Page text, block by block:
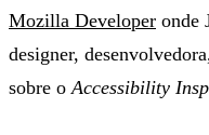
Mozilla Developer onde
designer,
sobre oAccessibility